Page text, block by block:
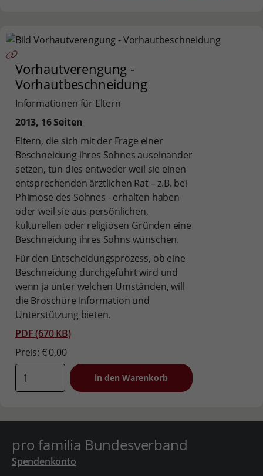
Vorhautverengung -
Vorhautbeschneidung
Informationen für Eltern
2013, 16 Seiten
Eltern, die sich mit der Frage einer
Beschneidung ihres Sohnes auseinander
setzen, tun dies entweder weil sie einen
entsprechenden ärztlichen Rat – z.B. bei
Phimose des Sohnes - erhalten haben
oder weil sie aus persönlichen,
kulturellen oder religiösen Gründen eine
Beschneidung ihres Sohns wünschen.
Für den Entscheidungsprozess, ob eine
Beschneidung durchgeführt wird und
wenn ja unter welchen Umständen, will
die Broschüre Information und
Unterstützung bieten.
PDF (670 KB)
Preis: € 0,00
pro familia Bundesverband
Spendenkonto